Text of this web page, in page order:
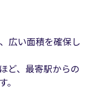
広い面積を確保し
ど、最寄駅からの